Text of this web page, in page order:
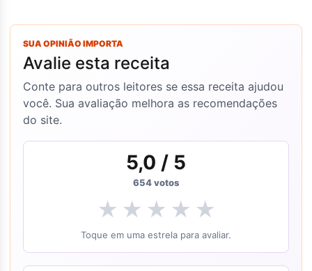
SUA OPINIÃO IMPORTA
Avalie esta receita
Conte para outros leitores se essa receita ajudou
você. Sua avaliação melhora as recomendações
do site.
5,0 / 5
654votos
★ ★ ★ ★ ★
Toque em uma estrela para avaliar.